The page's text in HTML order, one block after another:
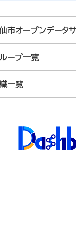
市オープンデータ
ープ一覧
一覧
学校の状況」
能です